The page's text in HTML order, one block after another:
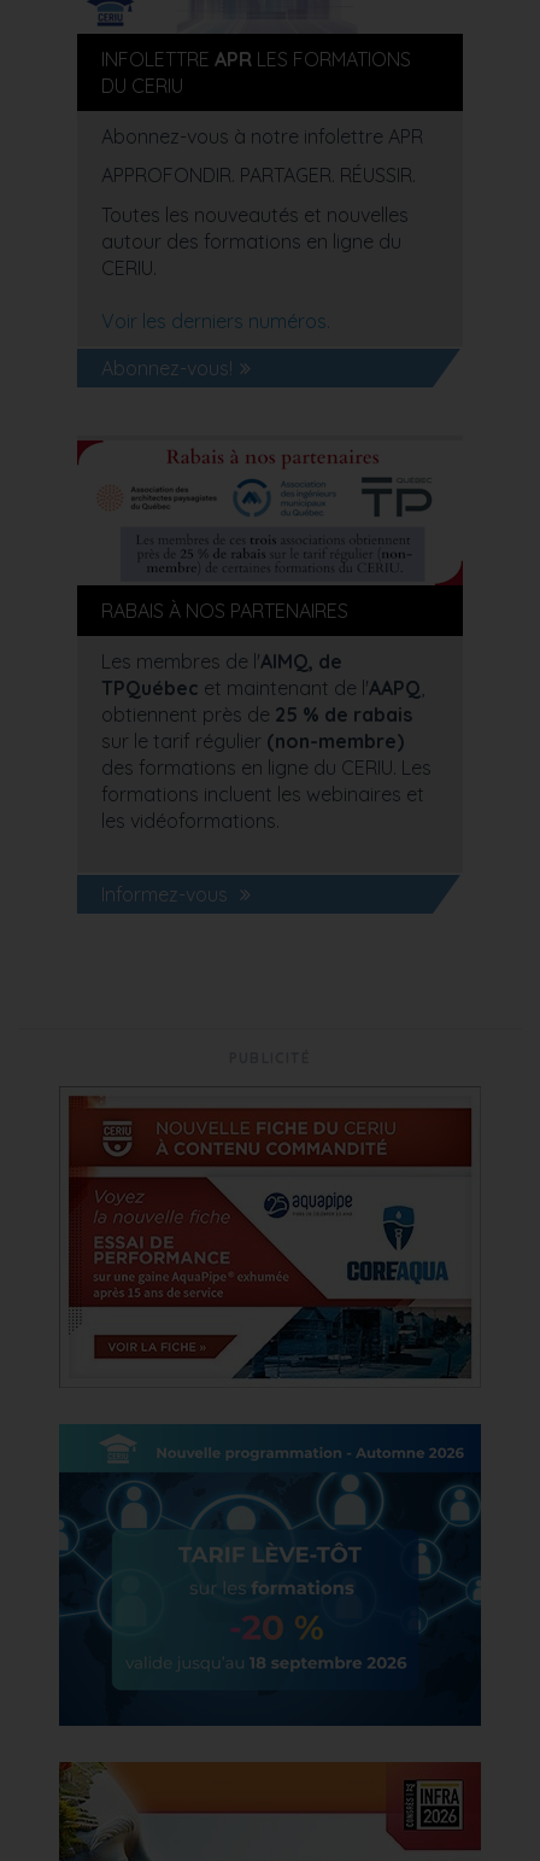
INFOLETTRE APR LES FORMATIONS
DU CERIU
Abonnez-vous à notre infolettre APR
APPROFONDIR. PARTAGER. RÉUSSIR.
Toutes les nouveautés et nouvelles
autour des formations en ligne du
CERIU.
Voir les derniers numéros.
Abonnez-vous!
RABAIS À NOS PARTENAIRES
Les membres de l'AIMQ, de
TPQuébec et maintenant de l'AAPQ
obtiennent près de 25 % de rabais
sur le tarif régulier (non-membre)
des formations en ligne du CERIU. Les
formations incluent les webinaires et
les vidéoformations.
Informez-vous